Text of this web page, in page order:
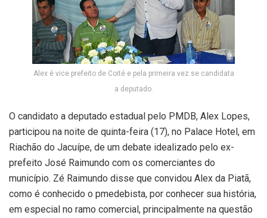
Alex é vice prefeito de Coité e pela primeira vez se candidata
a deputado.
O candidato a deputado estadual pelo PMDB, Alex Lopes,
participou na noite de quinta-feira (17), no Palace Hotel, em
Riachão do Jacuípe, de um debate idealizado pelo ex-
prefeito José Raimundo com os comerciantes do
município. Zé Raimundo disse que convidou Alex da Piatã,
como é conhecido o pmedebista, por conhecer sua história,
em especial no ramo comercial, principalmente na questão